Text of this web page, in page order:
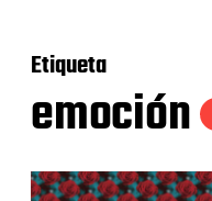
Etiqueta
emoción